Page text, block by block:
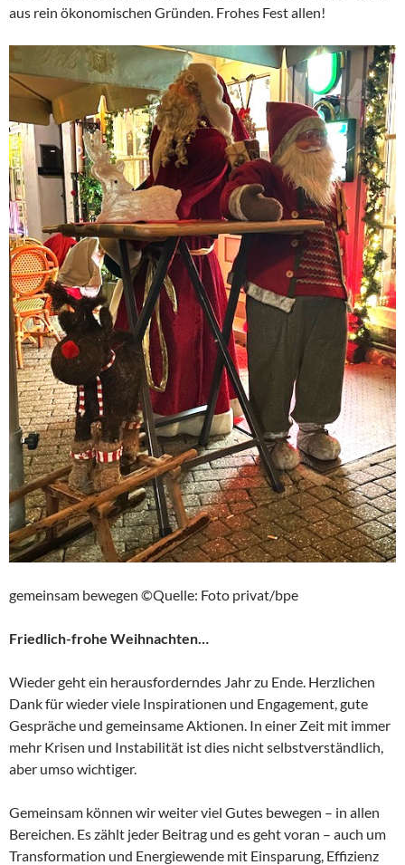
aus rein ökonomischen Gründen. Frohes Fest allen!
gemeinsam bewegen ©Quelle: Foto privat/bpe
Friedlich-frohe Weihnachten…
Wieder geht ein herausforderndes Jahr zu Ende. Herzlichen
Dank für wieder viele Inspirationen und Engagement, gute
Gespräche und gemeinsame Aktionen. In einer Zeit mit immer
mehr Krisen und Instabilität ist dies nicht selbstverständlich,
aber umso wichtiger.
Gemeinsam können wir weiter viel Gutes bewegen – in allen
Bereichen. Es zählt jeder Beitrag und es geht voran – auch um
Transformation und Energiewende mit Einsparung, Effizienz